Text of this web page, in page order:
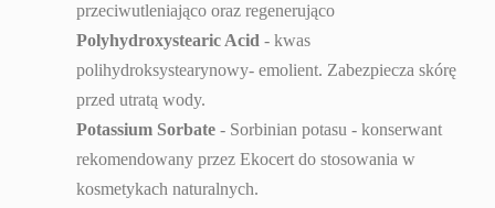
przeciwutleniająco oraz regenerująco
Polyhydroxystearic Acid - kwas
polihydroksystearynowy- emolient. Zabezpiecza skórę
przed utratą wody.
Potassium Sorbate - Sorbinian potasu - konserwant
rekomendowany przez Ekocert do stosowania w
kosmetykach naturalnych.